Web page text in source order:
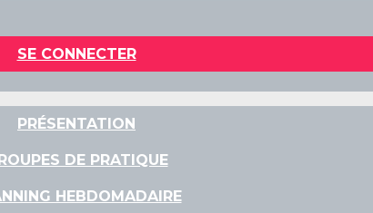
SE CONNECTER
PRÉSENTATION
DE PRATIQUE
HEBDOMADAIRE